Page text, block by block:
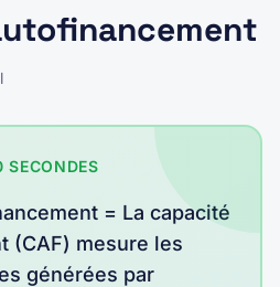
SECONDES
= La capacité
(CAF) mesure les
générées par